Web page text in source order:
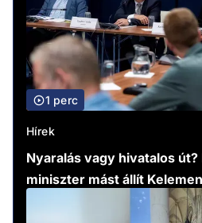
1 perc
Hírek
Nyaralás vagy hivatalos
miniszter mást állít